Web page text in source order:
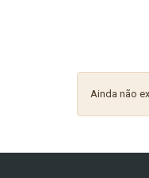
Ainda não